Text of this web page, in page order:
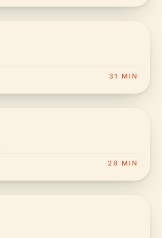
31 MIN
28 MIN